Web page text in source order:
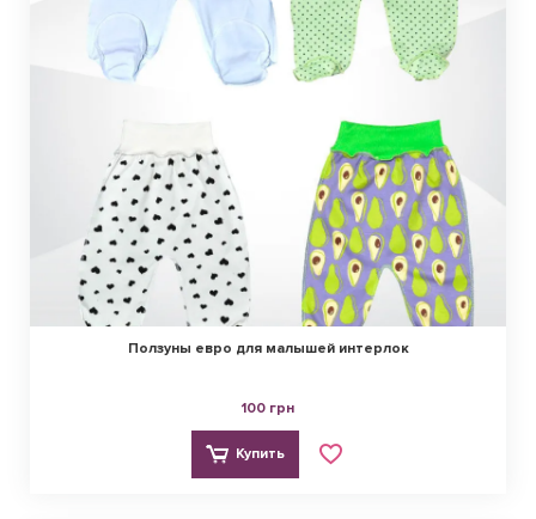
Ползуны евро для малышей интерлок
100 грн
Купить